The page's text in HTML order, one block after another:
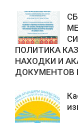
ПОЛИТИКА
НАХОДКИ И
ДОКУМЕНТОВ